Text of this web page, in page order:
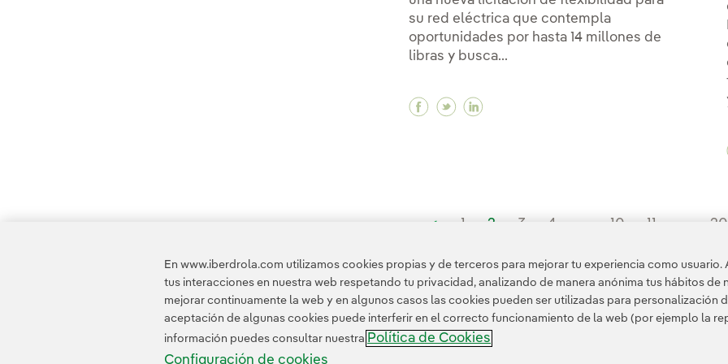
su red eléctrica que contempla
oportunidades por hasta 14 millones de
libras y busca...
Facebook Iberdrola refuerza la flexibilidad
Twitter Iberdrola refuerza la
Linkedin Iberdrola refuerza la
< 1 2 3 4 10 11 20
En www.iberdrola.com utilizamos cookies propias y de terceros para mejorar tu experiencia como
tus interacciones en nuestra web respetando tu privacidad, analizando de manera anónima tus hábitos de
mejorar continuamente la web y en algunos casos las cookies pueden ser utilizadas para personalización
aceptación de algunas cookies puede interferir en el correcto funcionamiento de la web (por ejemplo la
información puedes consultar nuestra Política de Cookies
Configuración de cookies